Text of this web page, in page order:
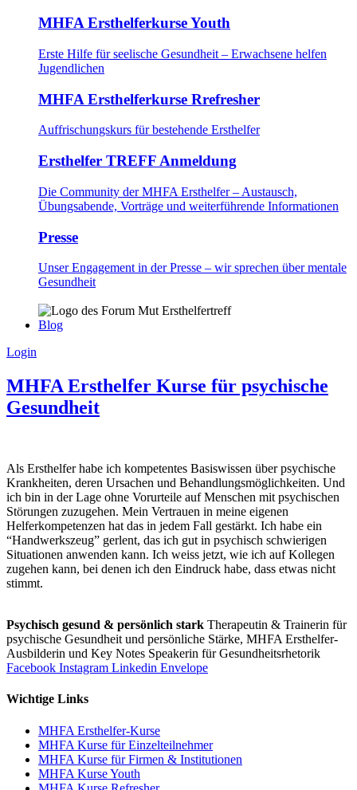
MHFA Ersthelferkurse Youth
Erste Hilfe für seelische Gesundheit – Erwachsene helfen
Jugendlichen
MHFA Ersthelferkurse Rrefresher
Auffrischungskurs für bestehende Ersthelfer
Ersthelfer TREFF Anmeldung
Die Community der MHFA Ersthelfer – Austausch,
Übungsabende, Vorträge und weiterführende Informationen
Presse
Unser Engagement in der Presse – wir sprechen über mentale
Gesundheit
Blog
Login
MHFA Ersthelfer Kurse für psychische
Gesundheit
Als Ersthelfer habe ich kompetentes Basiswissen über psychische
Krankheiten, deren Ursachen und Behandlungsmöglichkeiten. Und
ich bin in der Lage ohne Vorurteile auf Menschen mit psychischen
Störungen zuzugehen. Mein Vertrauen in meine eigenen
Helferkompetenzen hat das in jedem Fall gestärkt. Ich habe ein
“Handwerkszeug” gerlent, das ich gut in psychisch schwierigen
Situationen anwenden kann. Ich weiss jetzt, wie ich auf Kollegen
zugehen kann, bei denen ich den Eindruck habe, dass etwas nicht
stimmt.
Psychisch gesund & persönlich stark Therapeutin & Trainerin für
psychische Gesundheit und persönliche Stärke, MHFA Ersthelfer-
Aus­bild­er­in und Key Notes Speakerin für Gesundheits­rhetorik
Facebook Instagram Linkedin Envelope
Wichtige Links
MHFA Ersthelfer-Kurse
MHFA Kurse für Einzelteilnehmer
MHFA Kurse für Firmen & Institutionen
MHFA Kurse Youth